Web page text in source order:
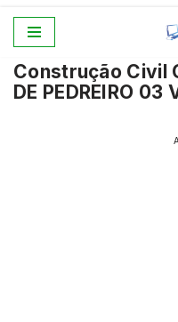
para
o
Construção Civil
DE PEDREIRO 03